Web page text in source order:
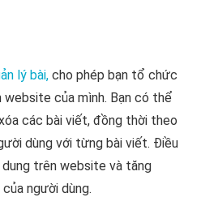
lý bài, cho phép bạn tổ chức
của mình. Bạn có thể
các bài viết, đồng thời theo
dùng với từng bài viết. Điều
dung trên website và tăng
người dùng.